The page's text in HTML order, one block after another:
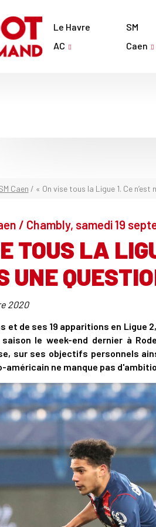
Le Havre
AC
SM
Caen
Caen / « On vise tous la Ligue 1. Ce
/ Chambly, samedi 19
TOUS LA
UNE
2020
et de ses 19 apparitions en Ligue
le week-end dernier à
sur ses objectifs personnels
ne manque pas